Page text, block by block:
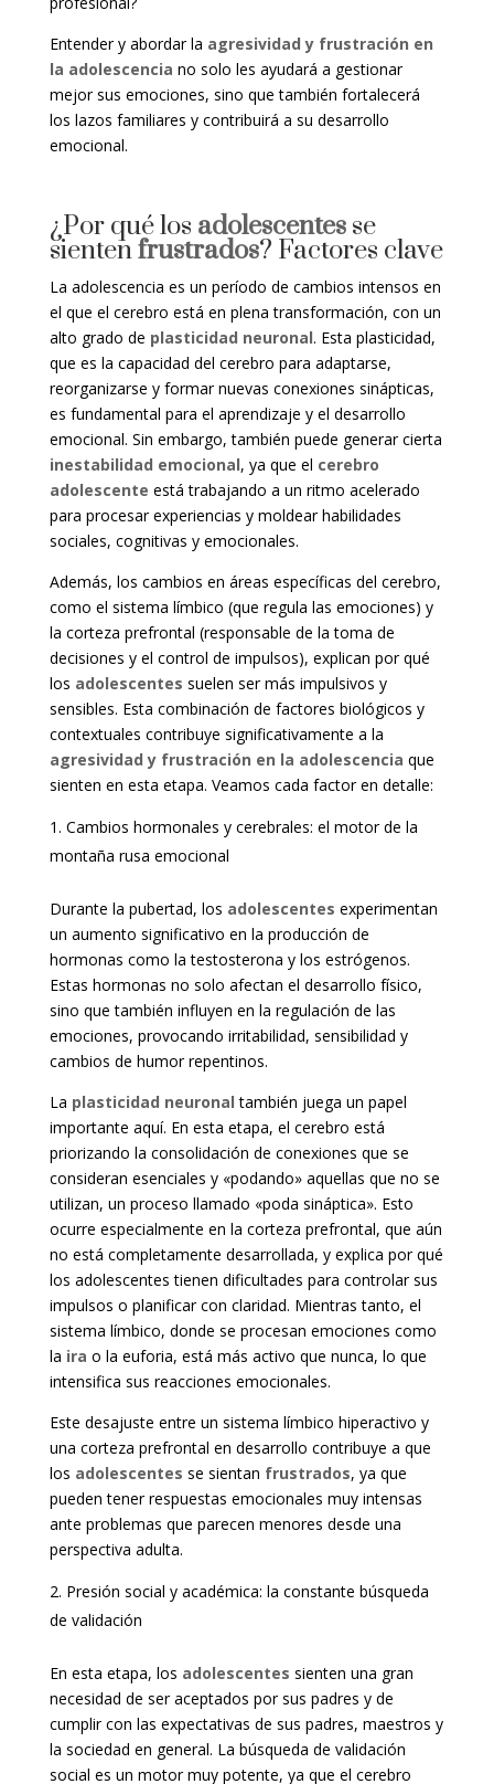
Entender y abordar la agresividad y frustración en
la adolescencia no solo les ayudará a gestionar
mejor sus emociones, sino que también fortalecerá
los lazos familiares y contribuirá a su desarrollo
emocional.
¿Por qué los adolescentesse
sientenfrustrados? Factores clave
La adolescencia es un período de cambios intensos en
el que el cerebro está en plena transformación, con un
alto grado de plasticidad neuronal. Esta plasticidad,
que es la capacidad del cerebro para adaptarse,
reorganizarse y formar nuevas conexiones sinápticas,
es fundamental para el aprendizaje y el desarrollo
emocional. Sin embargo, también puede generar cierta
inestabilidad emocional, ya que el cerebro
adolescente está trabajando a un ritmo acelerado
para procesar experiencias y moldear habilidades
sociales, cognitivas y emocionales.
Además, los cambios en áreas específicas del cerebro,
como el sistema límbico (que regula las emociones) y
la corteza prefrontal (responsable de la toma de
decisiones y el control de impulsos), explican por qué
los adolescentes suelen ser más impulsivos y
sensibles. Esta combinación de factores biológicos y
contextuales contribuye significativamente a la
agresividad y frustración en la adolescencia que
sienten en esta etapa. Veamos cada factor en detalle:
Cambios hormonales y cerebrales: el motor de la
montaña rusa emocional
Durante la pubertad, los adolescentes experimentan
un aumento significativo en la producción de
hormonas como la testosterona y los estrógenos.
Estas hormonas no solo afectan el desarrollo físico,
sino que también influyen en la regulación de las
emociones, provocando irritabilidad, sensibilidad y
cambios de humor repentinos.
La plasticidad neuronal también juega un papel
importante aquí. En esta etapa, el cerebro está
priorizando la consolidación de conexiones que se
consideran esenciales y «podando» aquellas que no se
utilizan, un proceso llamado «poda sináptica». Esto
ocurre especialmente en la corteza prefrontal, que aún
no está completamente desarrollada, y explica por qué
los adolescentes tienen dificultades para controlar sus
impulsos o planificar con claridad. Mientras tanto, el
sistema límbico, donde se procesan emociones como
la ira o la euforia, está más activo que nunca, lo que
intensifica sus reacciones emocionales.
Este desajuste entre un sistema límbico hiperactivo y
una corteza prefrontal en desarrollo contribuye a que
los adolescentes se sientan frustrados, ya que
pueden tener respuestas emocionales muy intensas
ante problemas que parecen menores desde una
perspectiva adulta.
Presión social y académica: la constante búsqueda
de validación
En esta etapa, los adolescentes sienten una gran
necesidad de ser aceptados por sus padres y de
cumplir con las expectativas de sus padres, maestros y
la sociedad en general. La búsqueda de validación
social es un motor muy potente, ya que el cerebro